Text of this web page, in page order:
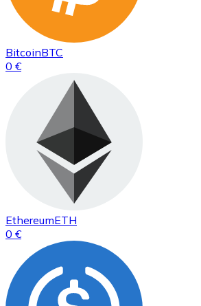
BitcoinBTC
0 €
EthereumETH
0 €